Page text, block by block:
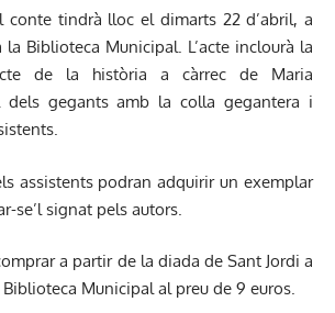
conte tindrà lloc el dimarts 22 d’abril, a
Biblioteca Municipal. L’acte inclourà la
de la història a càrrec de Maria
dels gegants amb la colla gegantera i
assistents podran adquirir un exemplar
se’l signat pels autors.
a partir de la diada de Sant Jordi a
Municipal al preu de 9 euros.